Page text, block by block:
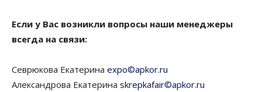
Если у Вас возникли вопросы наши менеджеры
всегда на связи:
Севрюкова Екатерина expo©apkor.ru
Александрова Екатерина skrepkafair©apkor.ru